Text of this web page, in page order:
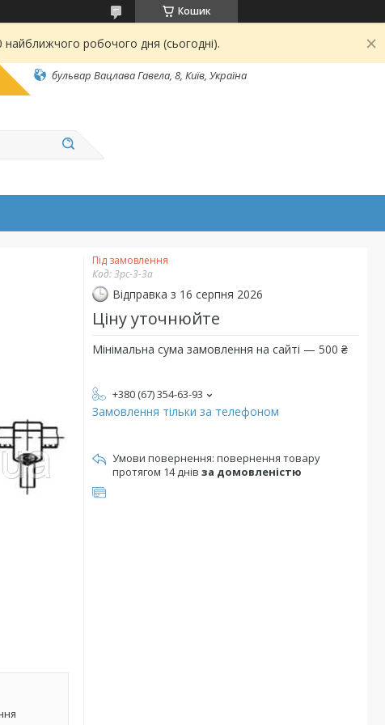
Кошик
робочого дня (сьогодні).
бульвар Вацлава Гавела, 8, Київ, Україна
Під замовлення
Код:3рс-3-3а
Відправка з 16 серпня 2026
Ціну уточнюйте
Мінімальна сума замовлення на сайті — 500 ₴
+380 (67) 354-63-93
Замовлення тільки за телефоном
повернення товару
протягом 14 днів за домовленістю